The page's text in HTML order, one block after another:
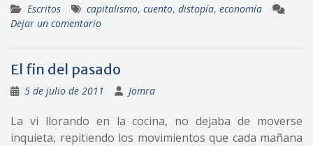
Escritos capitalismo, cuento, distopía, economía
Dejar un comentario
El fin del pasado
5 de julio de 2011 Jomra
La vi llorando en la cocina, no dejaba de moverse
inquieta, repitiendo los movimientos que cada mañana